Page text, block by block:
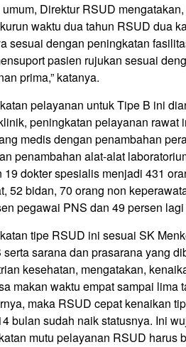
Direktur RSUD
waktu dua tahun RSUD dua
sesuai dengan peningkatan
pasien rujukan sesuai
prima,” katanya.
pelayanan untuk Tipe B ini
peningkatan pelayanan rawat
medis dengan penambahan
penambahan alat-alat
19 dokter spesialis menjadi 431
52 bidan, 70 orang non
pegawai PNS dan 49 persen lagi
tipe RSUD ini sesuai SK
serta sarana dan prasarana yang
kesehatan, mengatakan,
makan waktu empat sampai
maka RSUD cepat kenaikan
bulan sudah naik statusnya. Ini
mutu pelayanan RSUD harus